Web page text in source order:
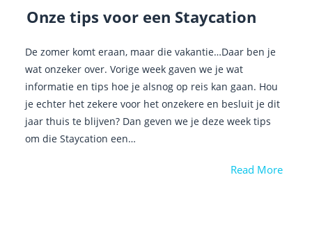
Onze tips voor een Staycation
De zomer komt eraan, maar die vakantie…Daar ben je
wat onzeker over. Vorige week gaven we je wat
informatie en tips hoe je alsnog op reis kan gaan. Hou
je echter het zekere voor het onzekere en besluit je dit
jaar thuis te blijven? Dan geven we je deze week tips
om die Staycation een…
Read More